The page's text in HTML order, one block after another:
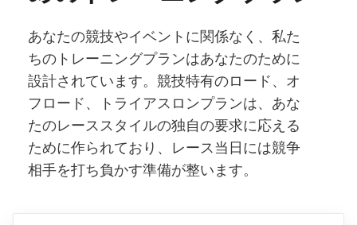
あなたの競技やイベントに関係なく、私た
ちのトレーニングプランはあなたのために
設計されています。競技特有のロード、オ
フロード、トライアスロンプランは、あな
たのレーススタイルの独自の要求に応える
ために作られており、レース当日には競争
相手を打ち負かす準備が整います。